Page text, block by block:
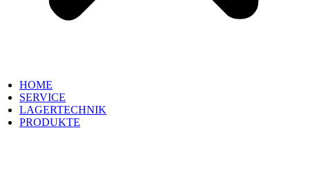
HOME
SERVICE
LAGERTECHNIK
PRODUKTE